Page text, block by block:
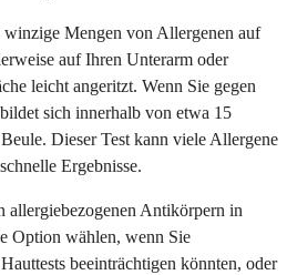
Mengen von Allergenen auf
auf Ihren Unterarm oder
leicht angeritzt. Wenn Sie gegen
sich innerhalb von etwa 15
Dieser Test kann viele Allergene
Ergebnisse.
allergiebezogenen Antikörpern in
Option wählen, wenn Sie
beeinträchtigen könnten, oder